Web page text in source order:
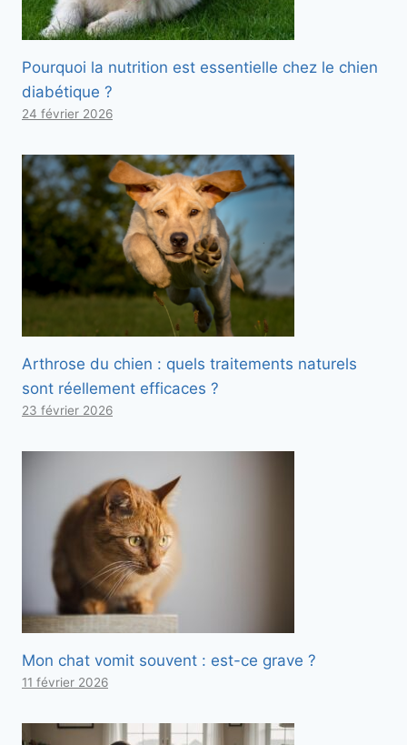
Pourquoi la nutrition est essentielle chez le chien
diabétique ?
24 février 2026
Arthrose du chien : quels traitements naturels
sont réellement efficaces ?
23 février 2026
Mon chat vomit souvent : est-ce grave ?
11 février 2026